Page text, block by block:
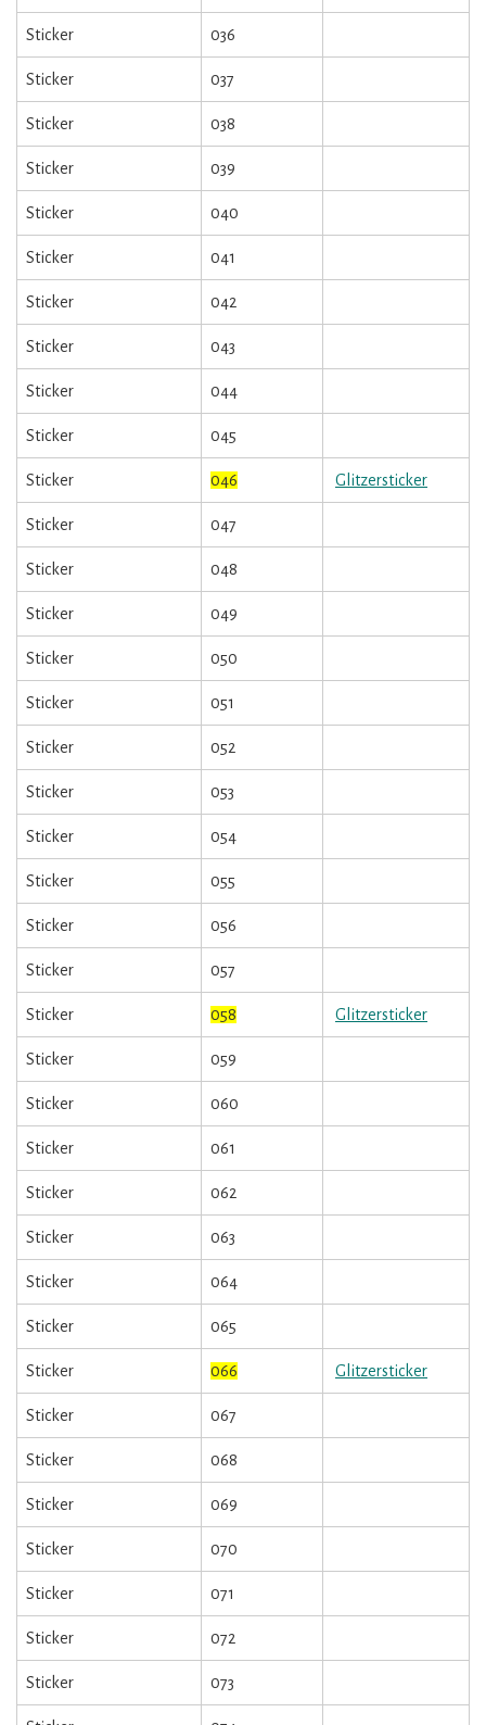
Sticker 036
Sticker 037
Sticker 038
Sticker 039
Sticker 040
Sticker 041
Sticker 042
Sticker 043
Sticker 044
Sticker 045
Sticker 046 Glitzersticker
Sticker 047
Sticker 048
Sticker 049
Sticker 050
Sticker 051
Sticker 052
Sticker 053
Sticker 054
Sticker 055
Sticker 056
Sticker 057
Sticker 058 Glitzersticker
Sticker 059
Sticker 060
Sticker 061
Sticker 062
Sticker 063
Sticker 064
Sticker 065
Sticker 066 Glitzersticker
Sticker 067
Sticker 068
Sticker 069
Sticker 070
Sticker 071
Sticker 072
Sticker 073